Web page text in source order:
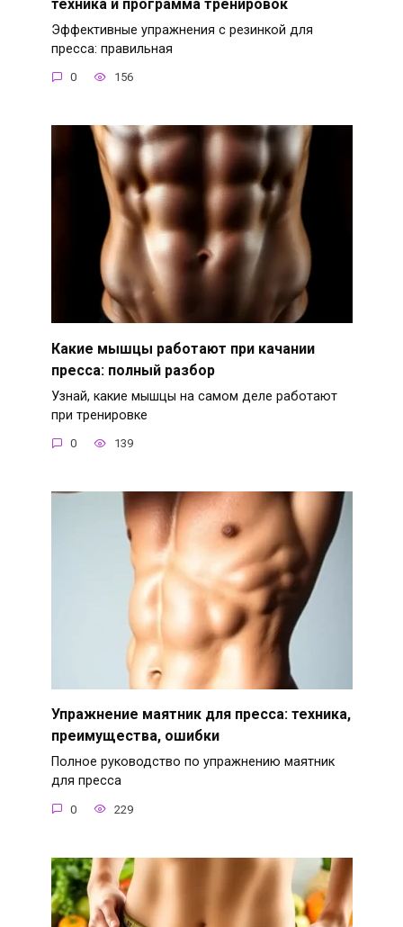
техника и программа тренировок
Эффективные упражнения с резинкой для
пресса: правильная
0 156
Какие мышцы работают при качании
пресса: полный разбор
Узнай, какие мышцы на самом деле работают
при тренировке
0 139
Упражнение маятник для пресса: техника,
преимущества, ошибки
Полное руководство по упражнению маятник
для пресса
0 229